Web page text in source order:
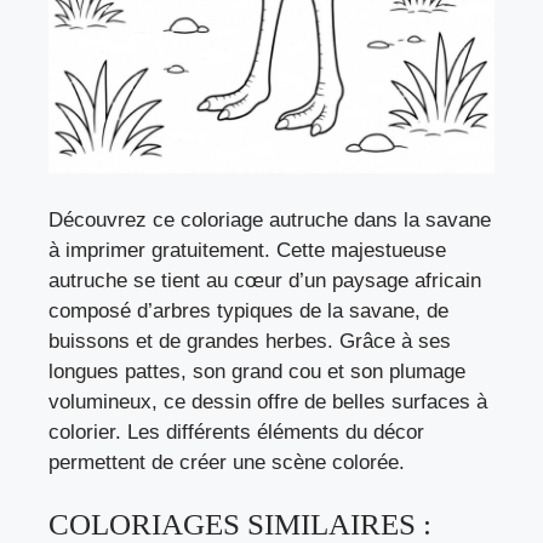
Découvrez ce coloriage autruche dans la savane
à imprimer gratuitement. Cette majestueuse
autruche se tient au cœur d’un paysage africain
composé d’arbres typiques de la savane, de
buissons et de grandes herbes. Grâce à ses
longues pattes, son grand cou et son plumage
volumineux, ce dessin offre de belles surfaces à
colorier. Les différents éléments du décor
permettent de créer une scène colorée.
COLORIAGES SIMILAIRES :